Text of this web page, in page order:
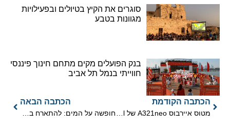
סוגרים את הקיץ בטיולים ובפעילויות
מגוונות בטבע
בנק הפועלים מקים מתחם חינוך פיננסי
חווייתי בנמל תל אביב
הכתבה הקודמת
מטוס איירבוס A321neo של TAP Air Portugal עשה היסטוריה
הכתבה הבאה
חופשה על המים: להתארח בספינות ברחבי העולם